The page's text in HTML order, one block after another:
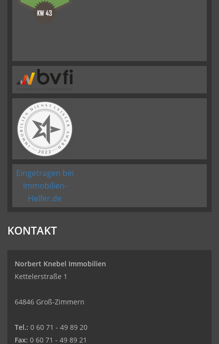
Eingetragen bei
Immobilien-
Helfer.de
KONTAKT
Norbert Knebel Immobilien
Kettelerstraße 1
64846 Groß-Zimmern
Tel.: 0 60 71 - 49 89 20
Fax: 0 60 71 - 49 89 21